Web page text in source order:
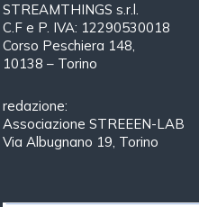
STREAMTHINGS s.r.l.
C.F e P. IVA: 12290530018
Corso Peschiera 148,
10138 – Torino
redazione:
Associazione STREEEN-LAB
Via Albugnano 19, Torino